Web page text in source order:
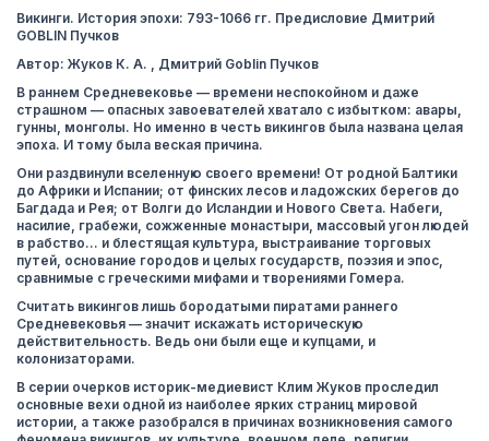
Викинги. История эпохи: 793-1066 гг. Предисловие Дмитрий
GOBLIN Пучков
Автор: Жуков К. А. , Дмитрий Goblin Пучков
В раннем Средневековье — времени неспокойном и даже
страшном — опасных завоевателей хватало с избытком: авары,
гунны, монголы. Но именно в честь викингов была названа целая
эпоха. И тому была веская причина.
Они раздвинули вселенную своего времени! От родной Балтики
до Африки и Испании; от финских лесов и ладожских берегов до
Багдада и Рея; от Волги до Исландии и Нового Света. Набеги,
насилие, грабежи, сожженные монастыри, массовый угон людей
в рабство… и блестящая культура, выстраивание торговых
путей, основание городов и целых государств, поэзия и эпос,
сравнимые с греческими мифами и творениями Гомера.
Считать викингов лишь бородатыми пиратами раннего
Средневековья — значит искажать историческую
действительность. Ведь они были еще и купцами, и
колонизаторами.
В серии очерков историк-медиевист Клим Жуков проследил
основные вехи одной из наиболее ярких страниц мировой
истории, а также разобрался в причинах возникновения самого